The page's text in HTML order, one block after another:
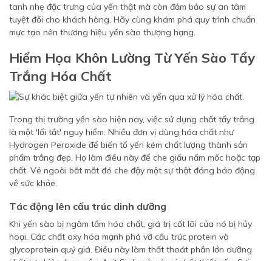
tanh nhẹ đặc trưng của yến thật mà còn đảm bảo sự an tâm
tuyệt đối cho khách hàng. Hãy cùng khám phá quy trình chuẩn
mực tạo nên thương hiệu yến sào thượng hạng.
Hiểm Họa Khôn Lường Từ Yến Sào Tẩy
Trắng Hóa Chất
Trong thị trường yến sào hiện nay, việc sử dụng chất tẩy trắng
là một 'lối tắt' nguy hiểm. Nhiều đơn vị dùng hóa chất như
Hydrogen Peroxide để biến tổ yến kém chất lượng thành sản
phẩm trắng đẹp. Họ làm điều này để che giấu nấm mốc hoặc tạp
chất. Vẻ ngoài bắt mắt đó che đậy một sự thật đáng báo động
về sức khỏe.
Tác động lên cấu trúc dinh dưỡng
Khi yến sào bị ngâm tẩm hóa chất, giá trị cốt lõi của nó bị hủy
hoại. Các chất oxy hóa mạnh phá vỡ cấu trúc protein và
glycoprotein quý giá. Điều này làm thất thoát phần lớn dưỡng